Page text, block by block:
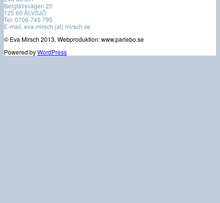
Bergtallsvägen 20
125 60 ÄLVSJÖ
Tel: 0708-745 795
E-mail: eva.mirsch (at) mirsch.se
© Eva Mirsch 2013. Webproduktion: www.parlebo.se
Powered byWordPress